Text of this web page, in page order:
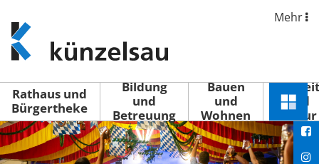
www.kuenzelsau.de
(zur
Startseite)
Mehr
Rathaus und
Bürgertheke
Bildung
und
Betreuung
Bauen
und
Wohnen
Freizeit
und
Kultur
Menü